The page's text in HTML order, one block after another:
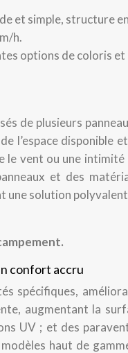
et simple, structure
h.
options de coloris
de plusieurs
l’espace disponible
le vent ou une
et des
une solution
confort accru
spécifiques,
augmentant la
UV ; et des
haut de